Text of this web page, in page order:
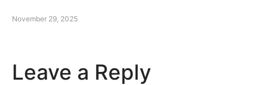
November 29, 2025
Leave a Reply